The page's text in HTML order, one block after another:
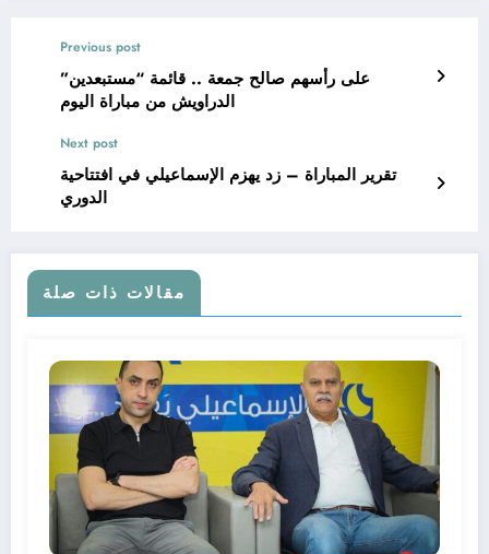
Previous post
على رأسهم صالح جمعة .. قائمة “مستبعدين”
الدراويش من مباراة اليوم
Next post
تقرير المباراة – زد يهزم الإسماعيلي في افتتاحية
الدوري
مقالات ذات صلة